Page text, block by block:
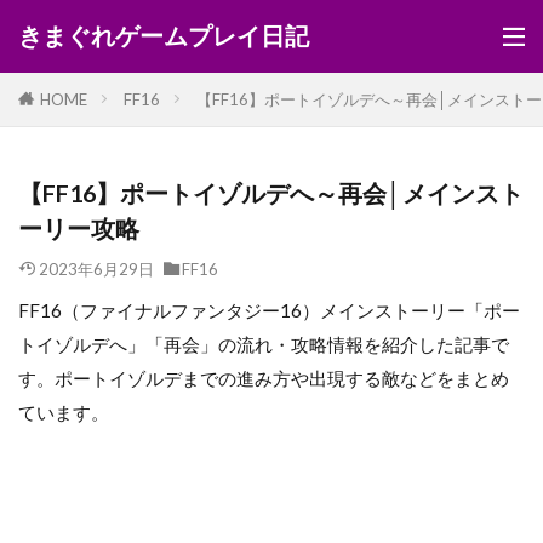
きまぐれゲームプレイ日記
HOME FF16 【FF16】ポートイゾルデへ～再会│メインスト
【FF16】ポートイゾルデへ～再会│メインスト
ーリー攻略
2023年6月29日 FF16
FF16（ファイナルファンタジー16）メインストーリー「ポー
トイゾルデへ」「再会」の流れ・攻略情報を紹介した記事で
す。ポートイゾルデまでの進み方や出現する敵などをまとめ
ています。